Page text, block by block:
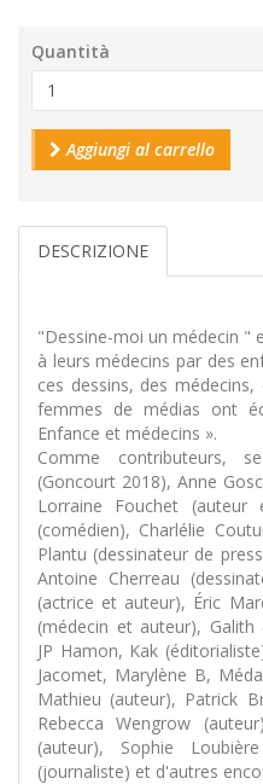
Quantità
Aggiungi al carrello
DESCRIZIONE
"Dessine-moi un médecin "
à leurs médecins par des
ces dessins, des
femmes de médias ont
Enfance et médecins ».
Comme contributeurs,
(Goncourt 2018), Anne
Lorraine Fouchet (auteur
(comédien), Charlélie
Plantu (dessinateur de
Antoine Cherreau
(actrice et auteur), Éric
(médecin et auteur), Galith
JP Hamon, Kak
Jacomet, Marylène B,
Mathieu (auteur), Patrick
Rebecca Wengrow
(auteur), Sophie
(journaliste) et d'autres